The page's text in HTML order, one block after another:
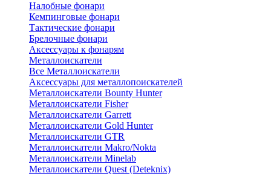
Налобные фонари
Кемпинговые фонари
Тактические фонари
Брелочные фонари
Аксессуары к фонарям
Металлоискатели
Все Металлоискатели
Аксессуары для металлопоискателей
Металлоискатели Bounty Hunter
Металлоискатели Fisher
Металлоискатели Garrett
Металлоискатели Gold Hunter
Металлоискатели GTR
Металлоискатели Makro/Nokta
Металлоискатели Minelab
Металлоискатели Quest (Deteknix)